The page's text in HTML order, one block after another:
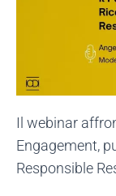
Il webinar
Engagement,
Responsible